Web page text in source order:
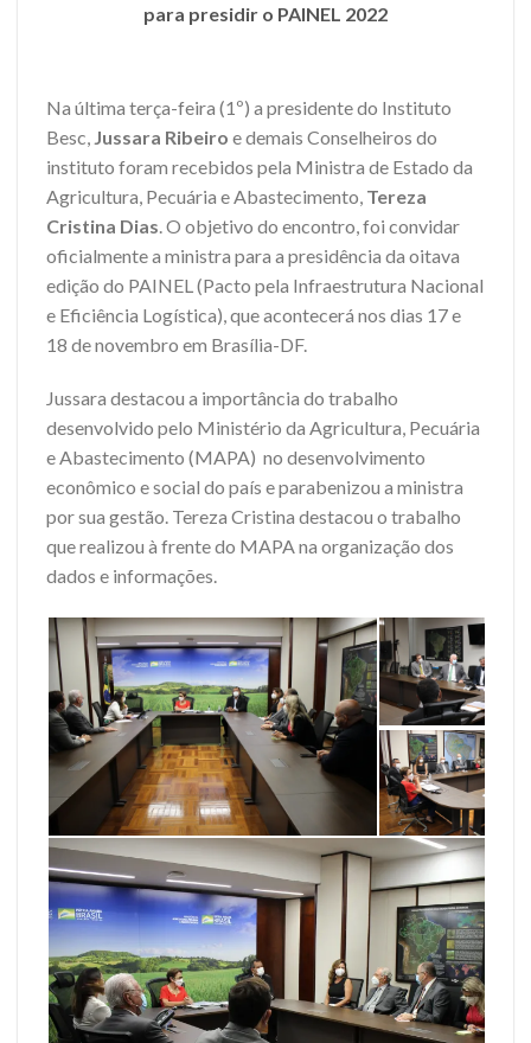
para presidir o PAINEL 2022
Na última terça-feira (1º) a presidente do Instituto
Besc, Jussara Ribeiro e demais Conselheiros do
instituto foram recebidos pela Ministra de Estado da
Agricultura, Pecuária e Abastecimento, Tereza
Cristina Dias . O objetivo do encontro, foi convidar
oficialmente a ministra para a presidência da oitava
edição do PAINEL (Pacto pela Infraestrutura Nacional
e Eficiência Logística), que acontecerá nos dias 17 e
18 de novembro em Brasília-DF.
Jussara destacou a importância do trabalho
desenvolvido pelo Ministério da Agricultura, Pecuária
e Abastecimento (MAPA) no desenvolvimento
econômico e social do país e parabenizou a ministra
por sua gestão. Tereza Cristina destacou o trabalho
que realizou à frente do MAPA na organização dos
dados e informações.